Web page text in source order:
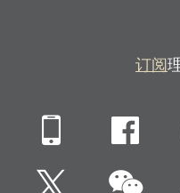
订阅
Mobile
Twitter微